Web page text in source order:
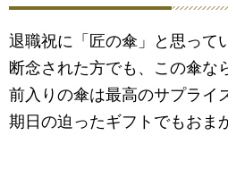
退職祝に「匠の傘」と思って
断念された方でも、この傘な
前入りの傘は最高のサプライ
期日の迫ったギフトでもおま